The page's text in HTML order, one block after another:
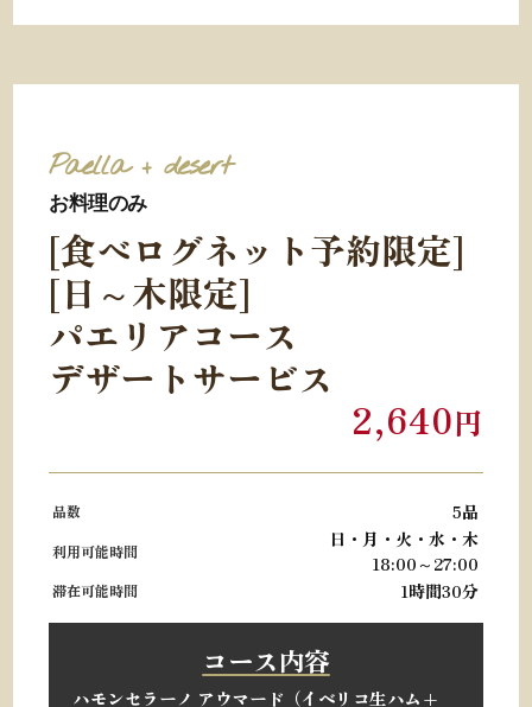
Paella + desert
お料理のみ
[食べログネット予約限定]
[日～木限定]
パエリアコース
デザートサービス
2,640円
品数 5品
利用可能時間
日・月・火・水・木
18:00～27:00
滞在可能時間 1時間30分
コース内容
ハモンセラーノ アウマード（イベリコ生ハム+